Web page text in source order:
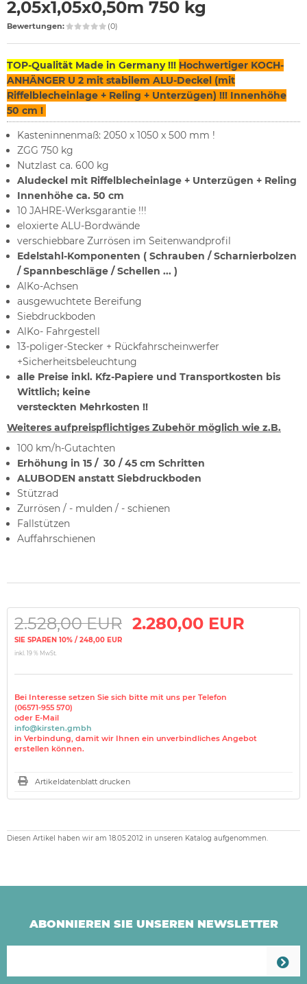
2,05x1,05x0,50m 750 kg
Bewertungen: (0)
TOP-Qualität Made in Germany !!! Hochwertiger KOCH-
ANHÄNGER U 2 mit stabilem ALU-Deckel (mit
Riffelblecheinlage + Reling + Unterzügen) !!! Innenhöhe
50 cm !
Kasteninnenmaß: 2050 x 1050 x 500 mm !
ZGG 750 kg
Nutzlast ca. 600 kg
Aludeckel mit Riffelblecheinlage + Unterzügen + Reling
Innenhöhe ca. 50 cm
10 JAHRE-Werksgarantie !!!
eloxierte ALU-Bordwände
verschiebbare Zurrösen im Seitenwandprofil
Edelstahl-Komponenten ( Schrauben / Scharnierbolzen
/ Spannbeschläge / Schellen ... )
AlKo-Achsen
ausgewuchtete Bereifung
Siebdruckboden
AlKo- Fahrgestell
13-poliger-Stecker + Rückfahrscheinwerfer
+Sicherheitsbeleuchtung
alle Preise inkl. Kfz-Papiere und Transportkosten bis
Wittlich; keine
versteckten Mehrkosten !!
Weiteres aufpreispflichtiges Zubehör möglich wie z.B.
100 km/h-Gutachten
Erhöhung in 15 / 30 / 45 cm Schritten
ALUBODEN anstatt Siebdruckboden
Stützrad
Zurrösen / - mulden / - schienen
Fallstützen
Auffahrschienen
2.528,00 EUR 2.280,00 EUR
SIE SPAREN 10% / 248,00 EUR
inkl. 19 % MwSt.
Bei Interesse setzen Sie sich bitte mit uns per Telefon
(06571-955 570)
oder E-Mail
info@kirsten.gmbh
in Verbindung, damit wir Ihnen ein unverbindliches Angebot
erstellen können.
Artikeldatenblatt drucken
Diesen Artikel haben wir am 18.05.2012 in unseren Katalog aufgenommen.
ABONNIEREN SIE UNSEREN NEWSLETTER